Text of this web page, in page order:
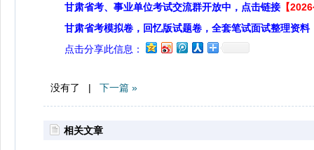
甘肃省考、事业单位考试交流群开放中，点击链接 【
甘肃省考模拟卷，回忆版试题卷，全套笔试面试整理资料
点击分享此信息：
没有了 | 下一篇 »
相关文章